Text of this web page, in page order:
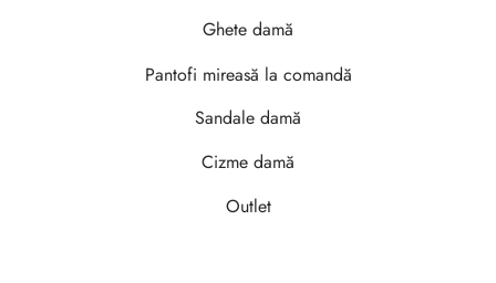
Ghete damă
Pantofi mireasă la comandă
Sandale damă
Cizme damă
Outlet